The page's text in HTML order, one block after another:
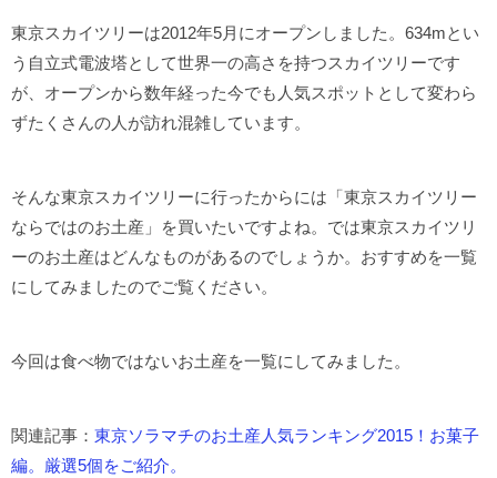
東京スカイツリーは2012年5月にオープンしました。634mとい
う自立式電波塔として世界一の高さを持つスカイツリーです
が、オープンから数年経った今でも人気スポットとして変わら
ずたくさんの人が訪れ混雑しています。
そんな東京スカイツリーに行ったからには「東京スカイツリー
ならではのお土産」を買いたいですよね。では東京スカイツリ
ーのお土産はどんなものがあるのでしょうか。おすすめを一覧
にしてみましたのでご覧ください。
今回は食べ物ではないお土産を一覧にしてみました。
関連記事： 東京ソラマチのお土産人気ランキング2015！お菓子
編。厳選5個をご紹介。